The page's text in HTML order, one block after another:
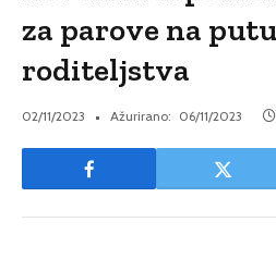
za parove na
roditeljstva
02/11/2023 Ažurirano: 06/11/2023